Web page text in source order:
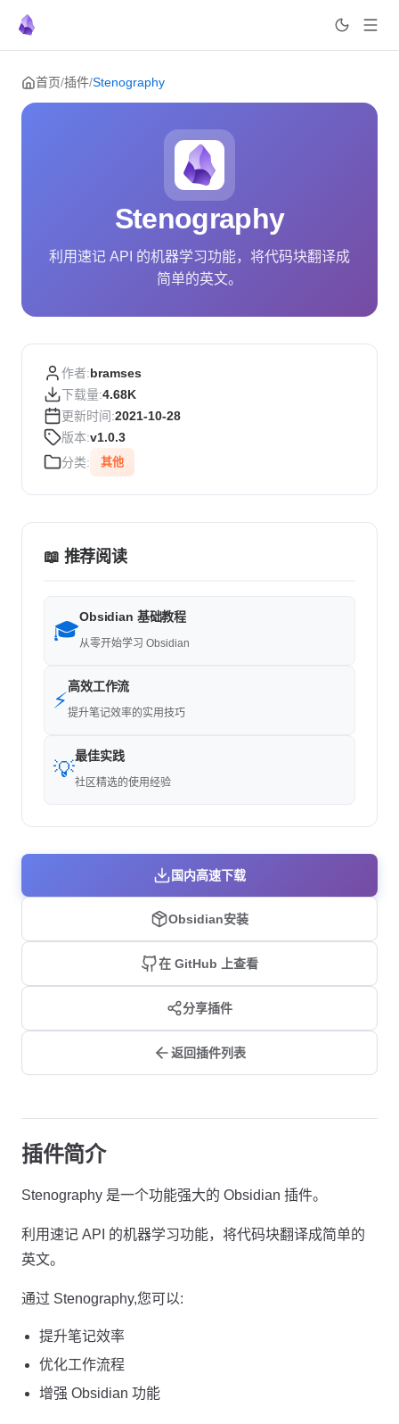
Skip to content
首页/插件/Stenography
Stenography
利用速记 API 的机器学习功能，将代码块翻译成
简单的英文。
作者:bramses
下载量:4.68K
更新时间:2021-10-28
版本:v1.0.3
分类:
其他
📖 推荐阅读
🎓
Obsidian 基础教程
从零开始学习 Obsidian
⚡
高效工作流
提升笔记效率的实用技巧
💡
最佳实践
社区精选的使用经验
国内高速下载
Obsidian安装
在 GitHub 上查看
分享插件
返回插件列表
插件简介
Stenography 是一个功能强大的 Obsidian 插件。
利用速记 API 的机器学习功能，将代码块翻译成简单的
英文。
通过 Stenography,您可以:
提升笔记效率
优化工作流程
增强 Obsidian 功能